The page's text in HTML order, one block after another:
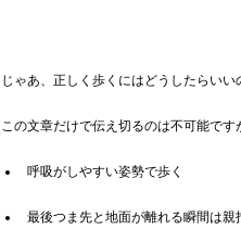
じゃあ、正しく歩くにはどうしたらいい
この文章だけで伝え切るのは不可能です
呼吸がしやすい姿勢で歩く
最後つま先と地面が離れる瞬間は親